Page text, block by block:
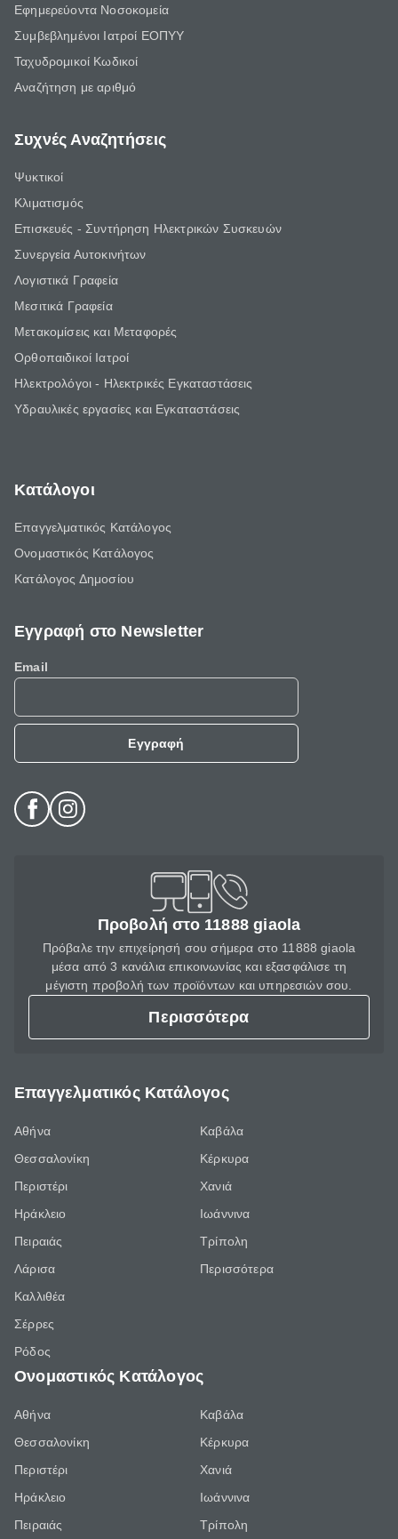
Εφημερεύοντα Νοσοκομεία
Συμβεβλημένοι Ιατροί ΕΟΠΥΥ
Ταχυδρομικοί Κωδικοί
Αναζήτηση με αριθμό
Συχνές Αναζητήσεις
Ψυκτικοί
Κλιματισμός
Επισκευές - Συντήρηση Ηλεκτρικών Συσκευών
Συνεργεία Αυτοκινήτων
Λογιστικά Γραφεία
Μεσιτικά Γραφεία
Μετακομίσεις και Μεταφορές
Ορθοπαιδικοί Ιατροί
Ηλεκτρολόγοι - Ηλεκτρικές Εγκαταστάσεις
Υδραυλικές εργασίες και Εγκαταστάσεις
Κατάλογοι
Επαγγελματικός Κατάλογος
Ονομαστικός Κατάλογος
Κατάλογος Δημοσίου
Εγγραφή στο Newsletter
Email
Εγγραφή
Προβολή στο 11888 giaola
Πρόβαλε την επιχείρησή σου σήμερα στο 11888 giaola
μέσα από 3 κανάλια επικοινωνίας και εξασφάλισε τη
μέγιστη προβολή των προϊόντων και υπηρεσιών σου.
Περισσότερα
Επαγγελματικός Κατάλογος
Αθήνα
Θεσσαλονίκη
Περιστέρι
Ηράκλειο
Πειραιάς
Λάρισα
Καλλιθέα
Σέρρες
Ρόδος
Καβάλα
Κέρκυρα
Χανιά
Ιωάννινα
Τρίπολη
Περισσότερα
Ονομαστικός Κατάλογος
Αθήνα
Θεσσαλονίκη
Περιστέρι
Ηράκλειο
Πειραιάς
Καβάλα
Κέρκυρα
Χανιά
Ιωάννινα
Τρίπολη